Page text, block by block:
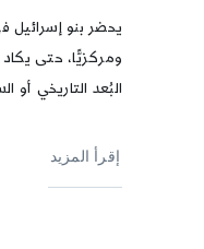
يحضر بنو إسرائيل
ومركزيًّا، حتى يكاد
البُعد التاريخي أو
إقرأ المزيد